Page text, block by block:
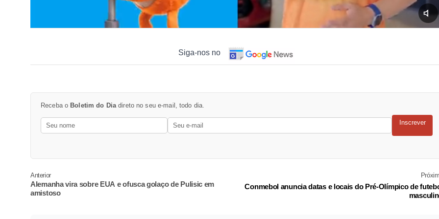
Siga-nos no
Receba o Boletim do Diadireto no seu e-mail, todo dia.
Inscrever
Anterior
Alemanha vira sobre EUA e ofusca golaço de Pulisic em
amistoso
Conmebol anuncia datas e locais do Pré-Olímpico de